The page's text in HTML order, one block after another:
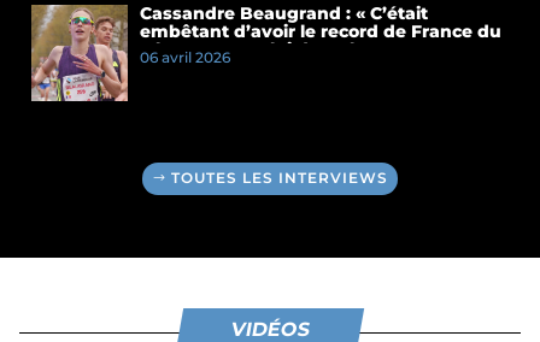
Cassandre Beaugrand : « C’était
embêtant d’avoir le record de France du
5 km et pas celui du 10 km »
06 avril 2026
TOUTES LES INTERVIEWS
VIDÉOS